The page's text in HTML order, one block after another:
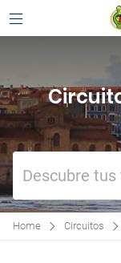
Descubre
Home Circuitos